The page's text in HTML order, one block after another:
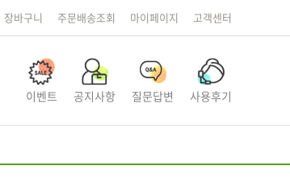
장바구니 주문배송조회 마이페이지 고객센터
이벤트 공지사항 질문답변 사용후기